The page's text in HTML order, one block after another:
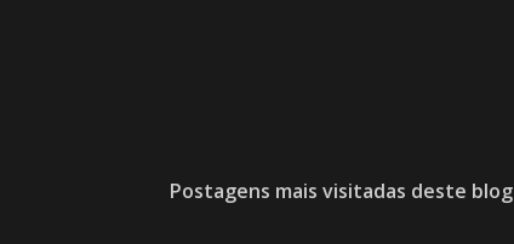
Postagens mais visitadas deste blog